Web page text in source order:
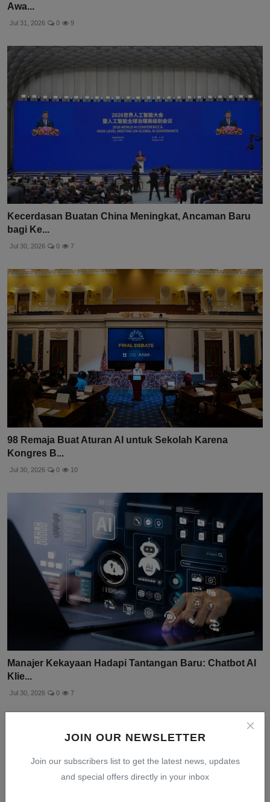
JOIN OUR NEWSLETTER
Join our subscribers list to get the latest news, updates
and special offers directly in your inbox
Awa...
Jul 31, 2026 0 9
Kecerdasan Buatan China Meningkat, Ancaman Baru
bagi Ke...
Jul 30, 2026 0 7
98 Remaja Buat Aturan AI untuk Sekolah Karena
Kongres B...
Jul 30, 2026 0 10
Manajer Kekayaan Hadapi Tantangan Baru: Chatbot AI
Klie...
Jul 30, 2026 0 7